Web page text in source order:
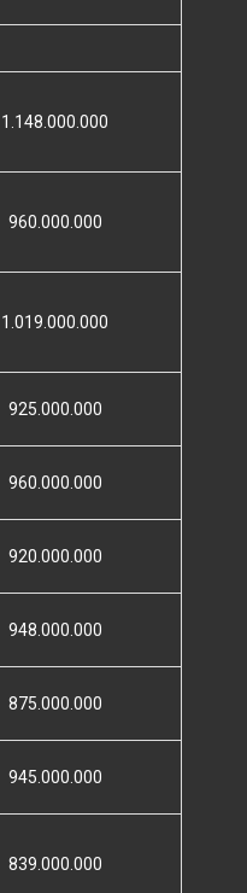
1.148.000.000
960.000.000
1.019.000.000
925.000.000
960.000.000
920.000.000
948.000.000
875.000.000
945.000.000
839.000.000